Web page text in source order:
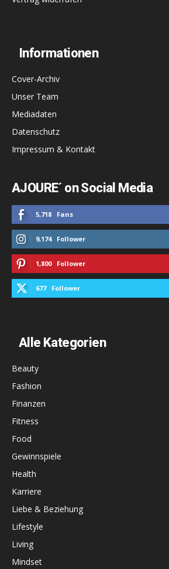
Informationen
Cover-Archiv
Unser Team
Mediadaten
Datenschutz
Impressum & Kontakt
AJOURE´ on Social Media
5,718 Fans
9,174 Follower
1,800 Follower
677 Follower
Alle Kategorien
Beauty
Fashion
Finanzen
Fitness
Food
Gewinnspiele
Health
Karriere
Liebe & Beziehung
Lifestyle
Living
Mindset